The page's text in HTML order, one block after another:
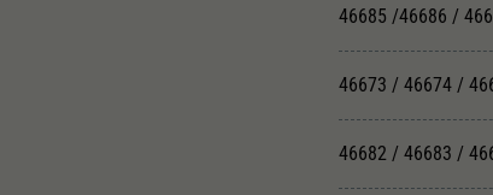
46685 /46686 /
46673 / 46674 /
46682 / 46683 /